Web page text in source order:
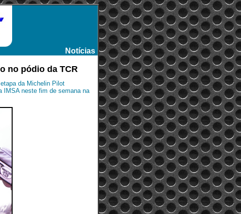
Notícias
no pódio da TCR
da Michelin Pilot
IMSA neste fim de semana na